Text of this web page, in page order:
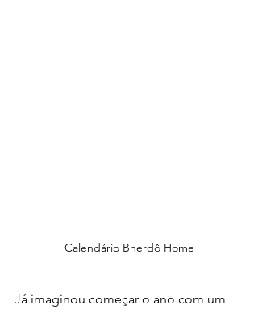
Calendário Bherdô Home
Já imaginou começar o ano com um